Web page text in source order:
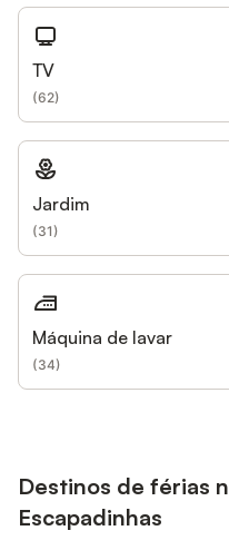
TV
(62)
Jardim
(31)
Máquina de lavar
(34)
Destinos de férias
Escapadinhas